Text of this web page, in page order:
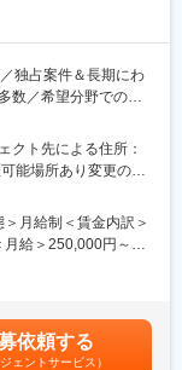
す。
でサポートします。
行い、仕事内容や職
て給与支給の対象と
独占案件＆長期にわ
数／希望分野での配
制御ソフト(車輛
フト開発を担当頂き
クト先による住所：
能場所あり変更の範
月給制＜賃金内訳＞
給＞250,000円～
上下する可能性があ
です。
依頼する
ジェントサービス）